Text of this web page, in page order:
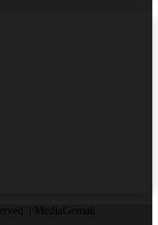
| MediaGemak